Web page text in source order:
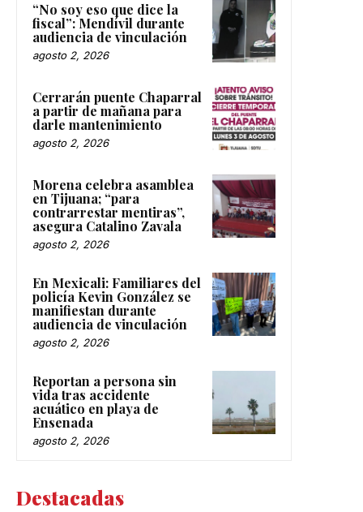
“No soy eso que dice la
fiscal”: Mendívil durante
audiencia de vinculación
agosto 2, 2026
Cerrarán puente Chaparral
a partir de mañana para
darle mantenimiento
agosto 2, 2026
Morena celebra asamblea
en Tijuana; “para
contrarrestar mentiras”,
asegura Catalino Zavala
agosto 2, 2026
En Mexicali: Familiares del
policía Kevin González se
manifiestan durante
audiencia de vinculación
agosto 2, 2026
Reportan a persona sin
vida tras accidente
acuático en playa de
Ensenada
agosto 2, 2026
Destacadas